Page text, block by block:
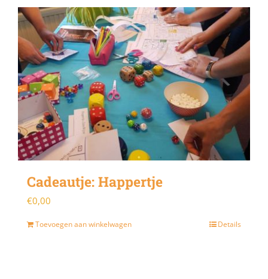
Cadeautje: Happertje
€0,00
Toevoegen aan winkelwagen Details